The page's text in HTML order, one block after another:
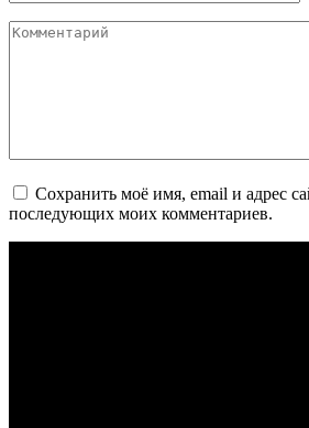
Комментарий
Сохранить моё имя, email и адрес
последующих моих комментариев.